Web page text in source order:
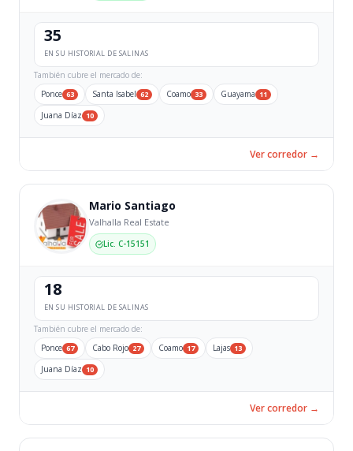
35
EN SU HISTORIAL DE SALINAS
También cubre el mercado de:
Ponce 63 Santa Isabel 62 Coamo 33 Guayama 11
Juana Díaz 10
Ver corredor →
Mario Santiago
Valhalla Real Estate
Lic. C-15151
18
EN SU HISTORIAL DE SALINAS
También cubre el mercado de:
Ponce 67 Cabo Rojo 27 Coamo 17 Lajas 13
Juana Díaz 10
Ver corredor →